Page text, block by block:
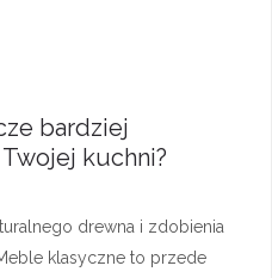
bardziej
kuchni?
drewna i zdobienia
klasyczne to przede